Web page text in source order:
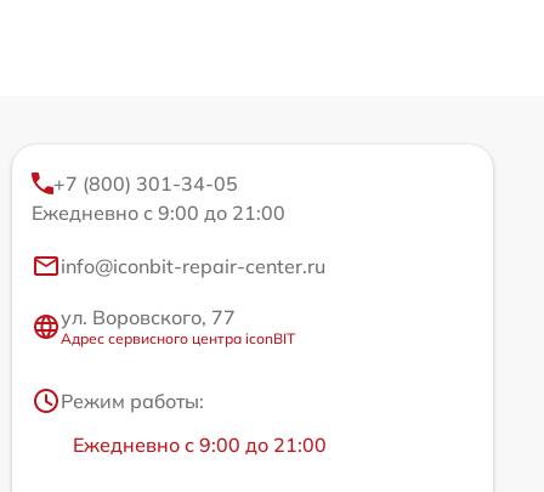
+7 (800) 301-34-05
Ежедневно с 9:00 до 21:00
info@iconbit-repair-center.ru
ул. Воровского, 77
Адрес сервисного центра iconBIT
Режим работы:
Ежедневно с 9:00 до 21:00